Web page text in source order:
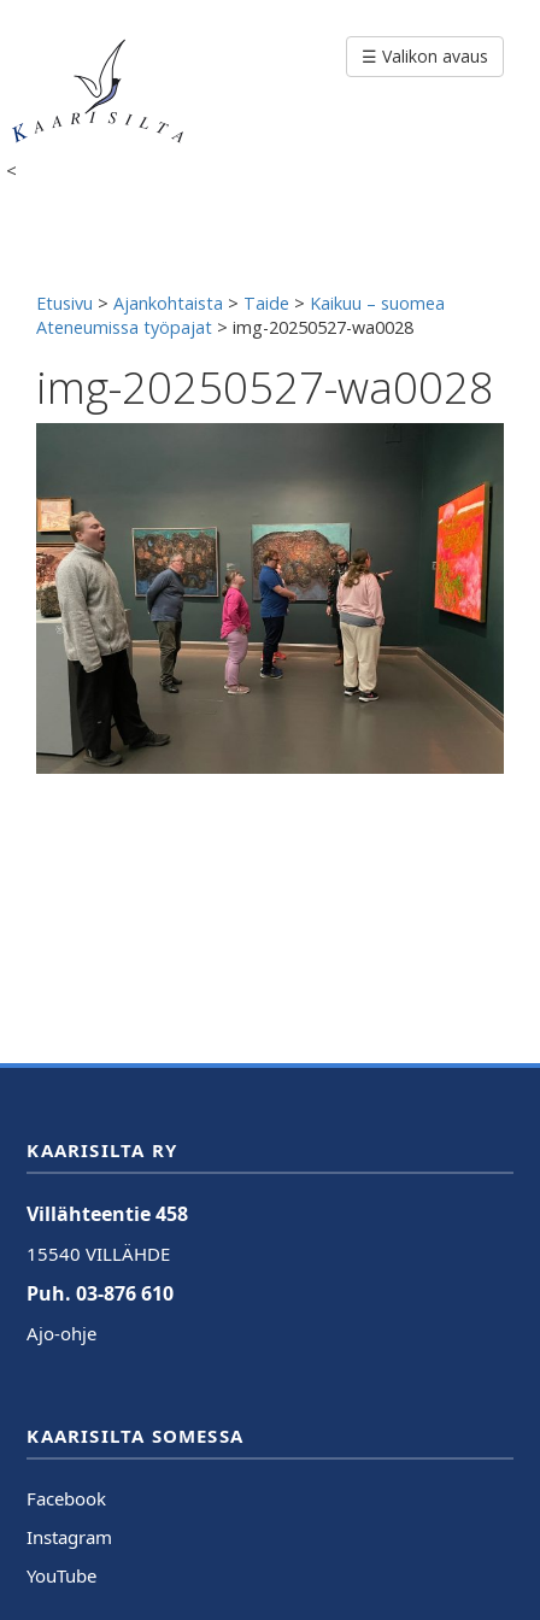
<
☰ Valikon avaus
Etusivu > Ajankohtaista > Taide > Kaikuu – suomea
Ateneumissa työpajat > img-20250527-wa0028
img-20250527-wa0028
KAARISILTA RY
Villähteentie 458
15540 VILLÄHDE
Puh. 03-876 610
Ajo-ohje
KAARISILTA SOMESSA
Facebook
Instagram
YouTube